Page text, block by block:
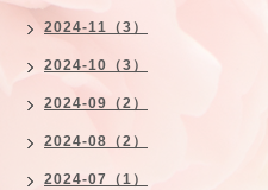
2024-11（3）
2024-10（3）
2024-09（2）
2024-08（2）
2024-07（1）